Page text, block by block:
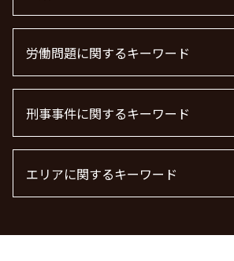
企業法務とは
m&a 弁護士費用 相場
下請法 改正 2026
法律事務所 m&a
顧問弁護士 費用 中小企業
顧問弁護士
債権回収 個人
売掛金 未回収
債権回収 時効
債権回収 弁護士
弁護士 債権回収 流れ
借金 時効 個人
不動産 トラブル相談
不動産トラブル 相談
不動産屋 トラブル 相談
不動産 賃貸 トラブル相談
不動産トラブル
不動産賃貸 弁護士
賃貸 苦情 どこに
離婚 慰謝料 相場 年収
面会交流権
面会交流 権利
離婚届
養育費 決め方
離婚 慰謝料 財産分与
離婚の慰謝料 相場
労働問題に関するキーワード
労働問題に強い弁護士
残業代 未払い
労働問題 弁護士
労働問題 相談
労働問題に強い弁護士 東京
刑事事件に関するキーワード
器物破損 慰謝料
詐欺罪 時効
器物破損 器物損壊 違い
エリアに関するキーワード
債権回収 港区 弁護士